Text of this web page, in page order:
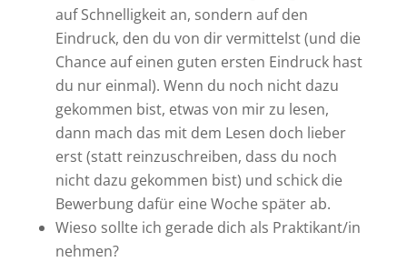
auf Schnelligkeit an, sondern auf den
Eindruck, den du von dir vermittelst (und die
Chance auf einen guten ersten Eindruck hast
du nur einmal). Wenn du noch nicht dazu
gekommen bist, etwas von mir zu lesen,
dann mach das mit dem Lesen doch lieber
erst (statt reinzuschreiben, dass du noch
nicht dazu gekommen bist) und schick die
Bewerbung dafür eine Woche später ab.
Wieso sollte ich gerade dich als Praktikant/in
nehmen?